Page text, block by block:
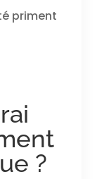
les
priment
?